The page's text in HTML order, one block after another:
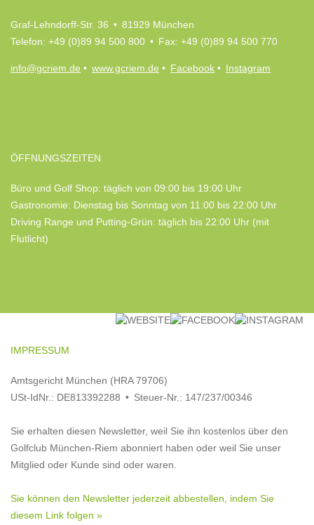
Graf-Lehndorff-Str. 36 • 81929 München
Telefon: +49 (0)89 94 500 800 • Fax: +49 (0)89 94 500 770
info@gcriem.de • www.gcriem.de • Facebook • Instagram
ÖFFNUNGSZEITEN
Büro und Golf Shop: täglich von 09:00 bis 19:00 Uhr
Gastronomie: Dienstag bis Sonntag von 11:00 bis 22:00 Uhr
Driving Range und Putting-Grün: täglich bis 22:00 Uhr (mit
Flutlicht)
IMPRESSUM
Amtsgericht München (HRA 79706)
USt-IdNr.: DE813392288 • Steuer-Nr.: 147/237/00346
Sie erhalten diesen Newsletter, weil Sie ihn kostenlos über den
Golfclub München-Riem abonniert haben oder weil Sie unser
Mitglied oder Kunde sind oder waren.
Sie können den Newsletter jederzeit abbestellen, indem Sie
diesem Link folgen »